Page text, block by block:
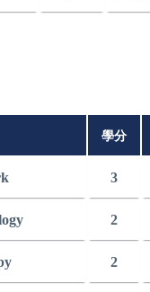
學分
3
2
2